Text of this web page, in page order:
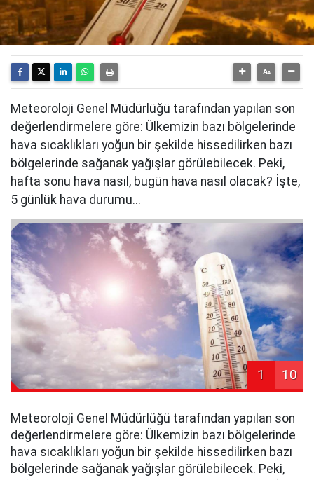
Meteoroloji Genel Müdürlüğü tarafından yapılan son
değerlendirmelere göre: Ülkemizin bazı bölgelerinde
hava sıcaklıkları yoğun bir şekilde hissedilirken bazı
bölgelerinde sağanak yağışlar görülebilecek. Peki,
hafta sonu hava nasıl, bugün hava nasıl olacak? İşte,
5 günlük hava durumu...
1 10
Meteoroloji Genel Müdürlüğü tarafından yapılan son
değerlendirmelere göre: Ülkemizin bazı bölgelerinde
hava sıcaklıkları yoğun bir şekilde hissedilirken bazı
bölgelerinde sağanak yağışlar görülebilecek. Peki,